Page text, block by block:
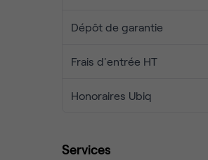
Dépôt de garantie
Frais d'entrée HT
Honoraires Ubiq
Services